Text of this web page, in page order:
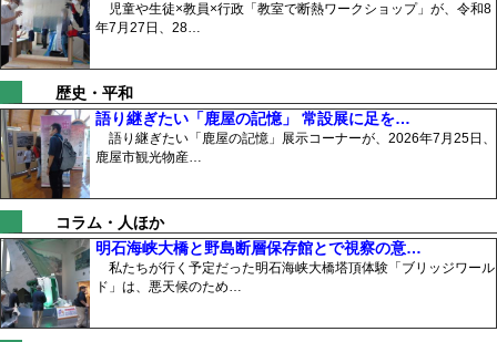
児童や生徒×教員×行政「教室で断熱ワークショップ」が、令和8
年7月27日、28…
歴史・平和
語り継ぎたい「鹿屋の記憶」 常設展に足を…
語り継ぎたい「鹿屋の記憶」展示コーナーが、2026年7月25日、
鹿屋市観光物産…
コラム・人ほか
明石海峡大橋と野島断層保存館とで視察の意…
私たちが行く予定だった明石海峡大橋塔頂体験「ブリッジワール
ド」は、悪天候のため…